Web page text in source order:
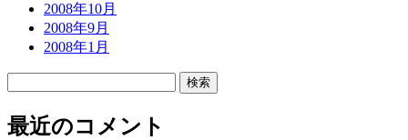
2008年10月
2008年9月
2008年1月
最近のコメント